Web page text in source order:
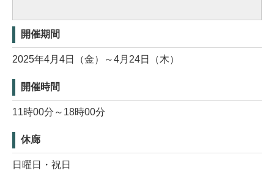
開催期間
2025年4月4日（金）～4月24日（木）
開催時間
11時00分～18時00分
休廊
日曜日・祝日